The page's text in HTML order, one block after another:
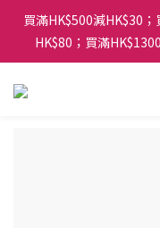
買滿HK$500減HK$30
HK$80；買滿